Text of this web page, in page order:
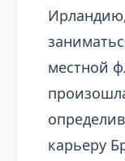
местной
карьеру